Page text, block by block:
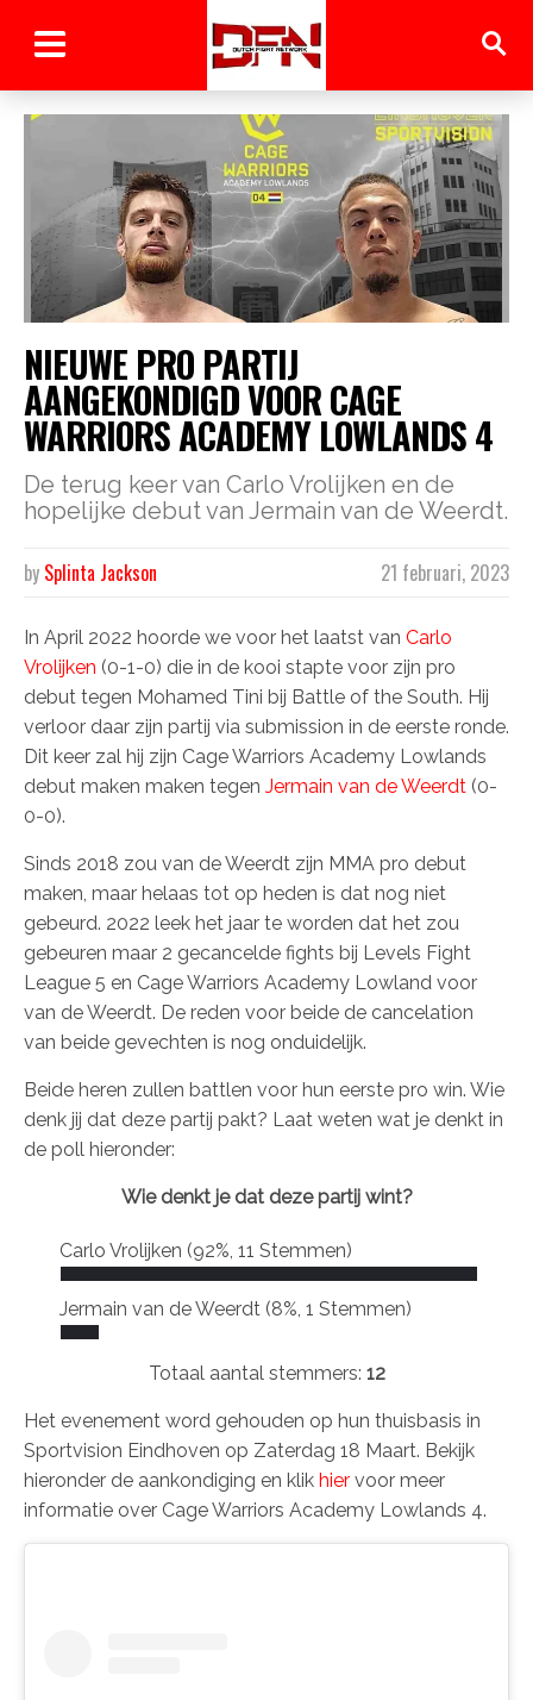
NIEUWE PRO PARTIJ
AANGEKONDIGD VOOR CAGE
WARRIORS ACADEMY LOWLANDS 4
De terug keer van Carlo Vrolijken en de
hopelijke debut van Jermain van de Weerdt.
21 februari, 2023
by Splinta Jackson
In April 2022 hoorde we voor het laatst van Carlo
Vrolijken (0-1-0) die in de kooi stapte voor zijn pro
debut tegen Mohamed Tini bij Battle of the South. Hij
verloor daar zijn partij via submission in de eerste ronde.
Dit keer zal hij zijn Cage Warriors Academy Lowlands
debut maken maken tegen Jermain van de Weerdt (0-
0-0).
Sinds 2018 zou van de Weerdt zijn MMA pro debut
maken, maar helaas tot op heden is dat nog niet
gebeurd. 2022 leek het jaar te worden dat het zou
gebeuren maar 2 gecancelde fights bij Levels Fight
League 5 en Cage Warriors Academy Lowland voor
van de Weerdt. De reden voor beide de cancelation
van beide gevechten is nog onduidelijk.
Beide heren zullen battlen voor hun eerste pro win. Wie
denk jij dat deze partij pakt? Laat weten wat je denkt in
de poll hieronder:
Wie denkt je dat deze partij wint?
Carlo Vrolijken (92%, 11 Stemmen)
Jermain van de Weerdt (8%, 1 Stemmen)
Totaal aantal stemmers: 12
Het evenement word gehouden op hun thuisbasis in
Sportvision Eindhoven op Zaterdag 18 Maart. Bekijk
hieronder de aankondiging en klik hier voor meer
informatie over Cage Warriors Academy Lowlands 4.